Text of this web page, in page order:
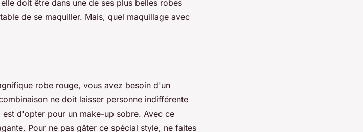
doit être dans une de ses plus belles robes
de se maquiller. Mais, quel maquillage avec
robe rouge, vous avez besoin d'un
ne doit laisser personne indifférente
d'opter pour un make-up sobre. Avec ce
Pour ne pas gâter ce spécial style, ne faites